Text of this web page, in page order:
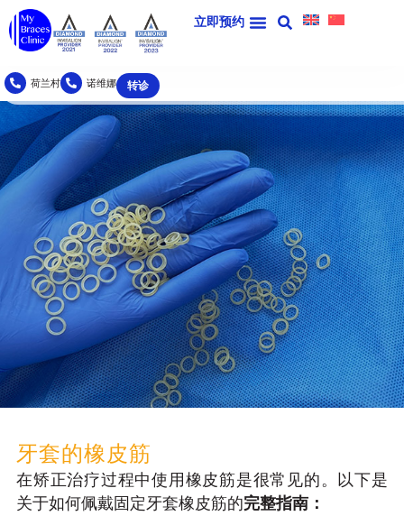
立即预约
荷兰村 诺维娜 转诊
牙套的橡皮筋
牙套的橡皮筋
在矫正治疗过程中使用橡皮筋是很常见的。以下是
关于如何佩戴固定牙套橡皮筋的完整指南：